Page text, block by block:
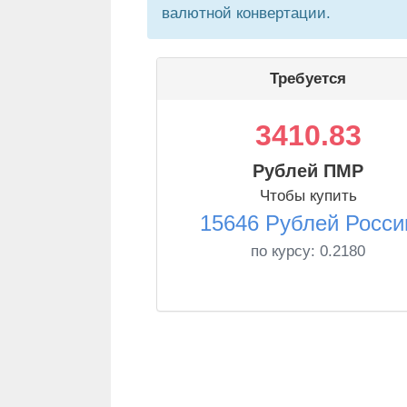
валютной конвертации.
Требуется
3410.83
Рублей ПМР
Чтобы купить
15646 Рублей
по курсу: 0.2180